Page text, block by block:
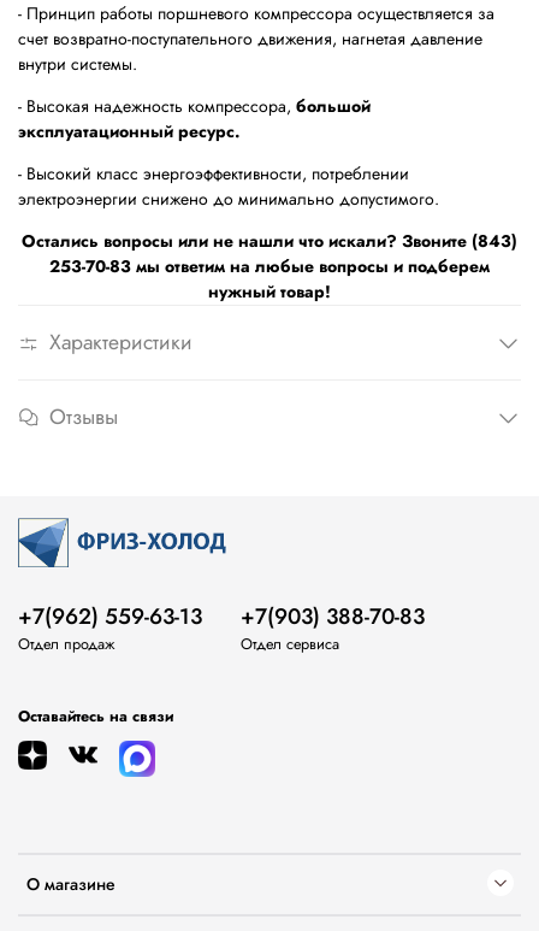
- Принцип работы поршневого компрессора осуществляется за
счет возвратно-поступательного движения, нагнетая давление
внутри системы.
- Высокая надежность компрессора, большой
эксплуатационный ресурс.
- Высокий класс энергоэффективности, потреблении
электроэнергии снижено до минимально допустимого.
Остались вопросы или не нашли что искали? Звоните (843)
253-70-83 мы ответим на любые вопросы и подберем
нужный товар!
Характеристики
Отзывы
О магазине
+7(962) 559-63-13
Отдел продаж
+7(903) 388-70-83
Отдел сервиса
Оставайтесь на связи